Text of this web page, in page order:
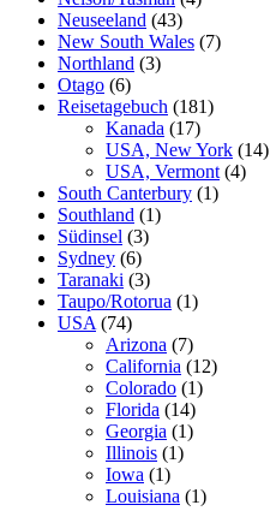
Neuseeland (43)
New South Wales (7)
Northland (3)
Otago (6)
Reisetagebuch (181)
Kanada (17)
USA, New York (14)
USA, Vermont (4)
South Canterbury (1)
Southland (1)
Südinsel (3)
Sydney (6)
Taranaki (3)
Taupo/Rotorua (1)
USA (74)
Arizona (7)
California (12)
Colorado (1)
Florida (14)
Georgia (1)
Illinois (1)
Iowa (1)
Louisiana (1)